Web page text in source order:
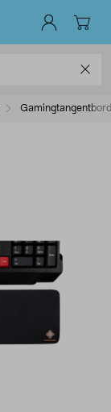
Gamingtangentbord